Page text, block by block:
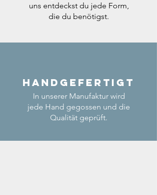
uns entdeckst du jede Form,
die du benötigst.
Handgefertigt
In unserer Manufaktur wird
jede Hand gegossen und die
Qualität geprüft.